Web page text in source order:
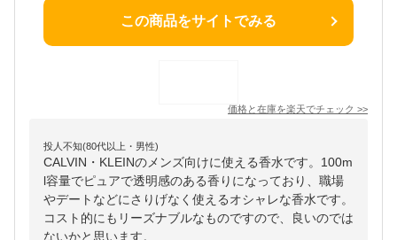
この商品をサイトでみる
価格と在庫を楽天でチェック >>
投人不知(80代以上・男性)
CALVIN・KLEINのメンズ向けに使える香水です。100m
l容量でピュアで透明感のある香りになっており、職場
やデートなどにさりげなく使えるオシャレな香水です。
コスト的にもリーズナブルなものですので、良いのでは
ないかと思います。